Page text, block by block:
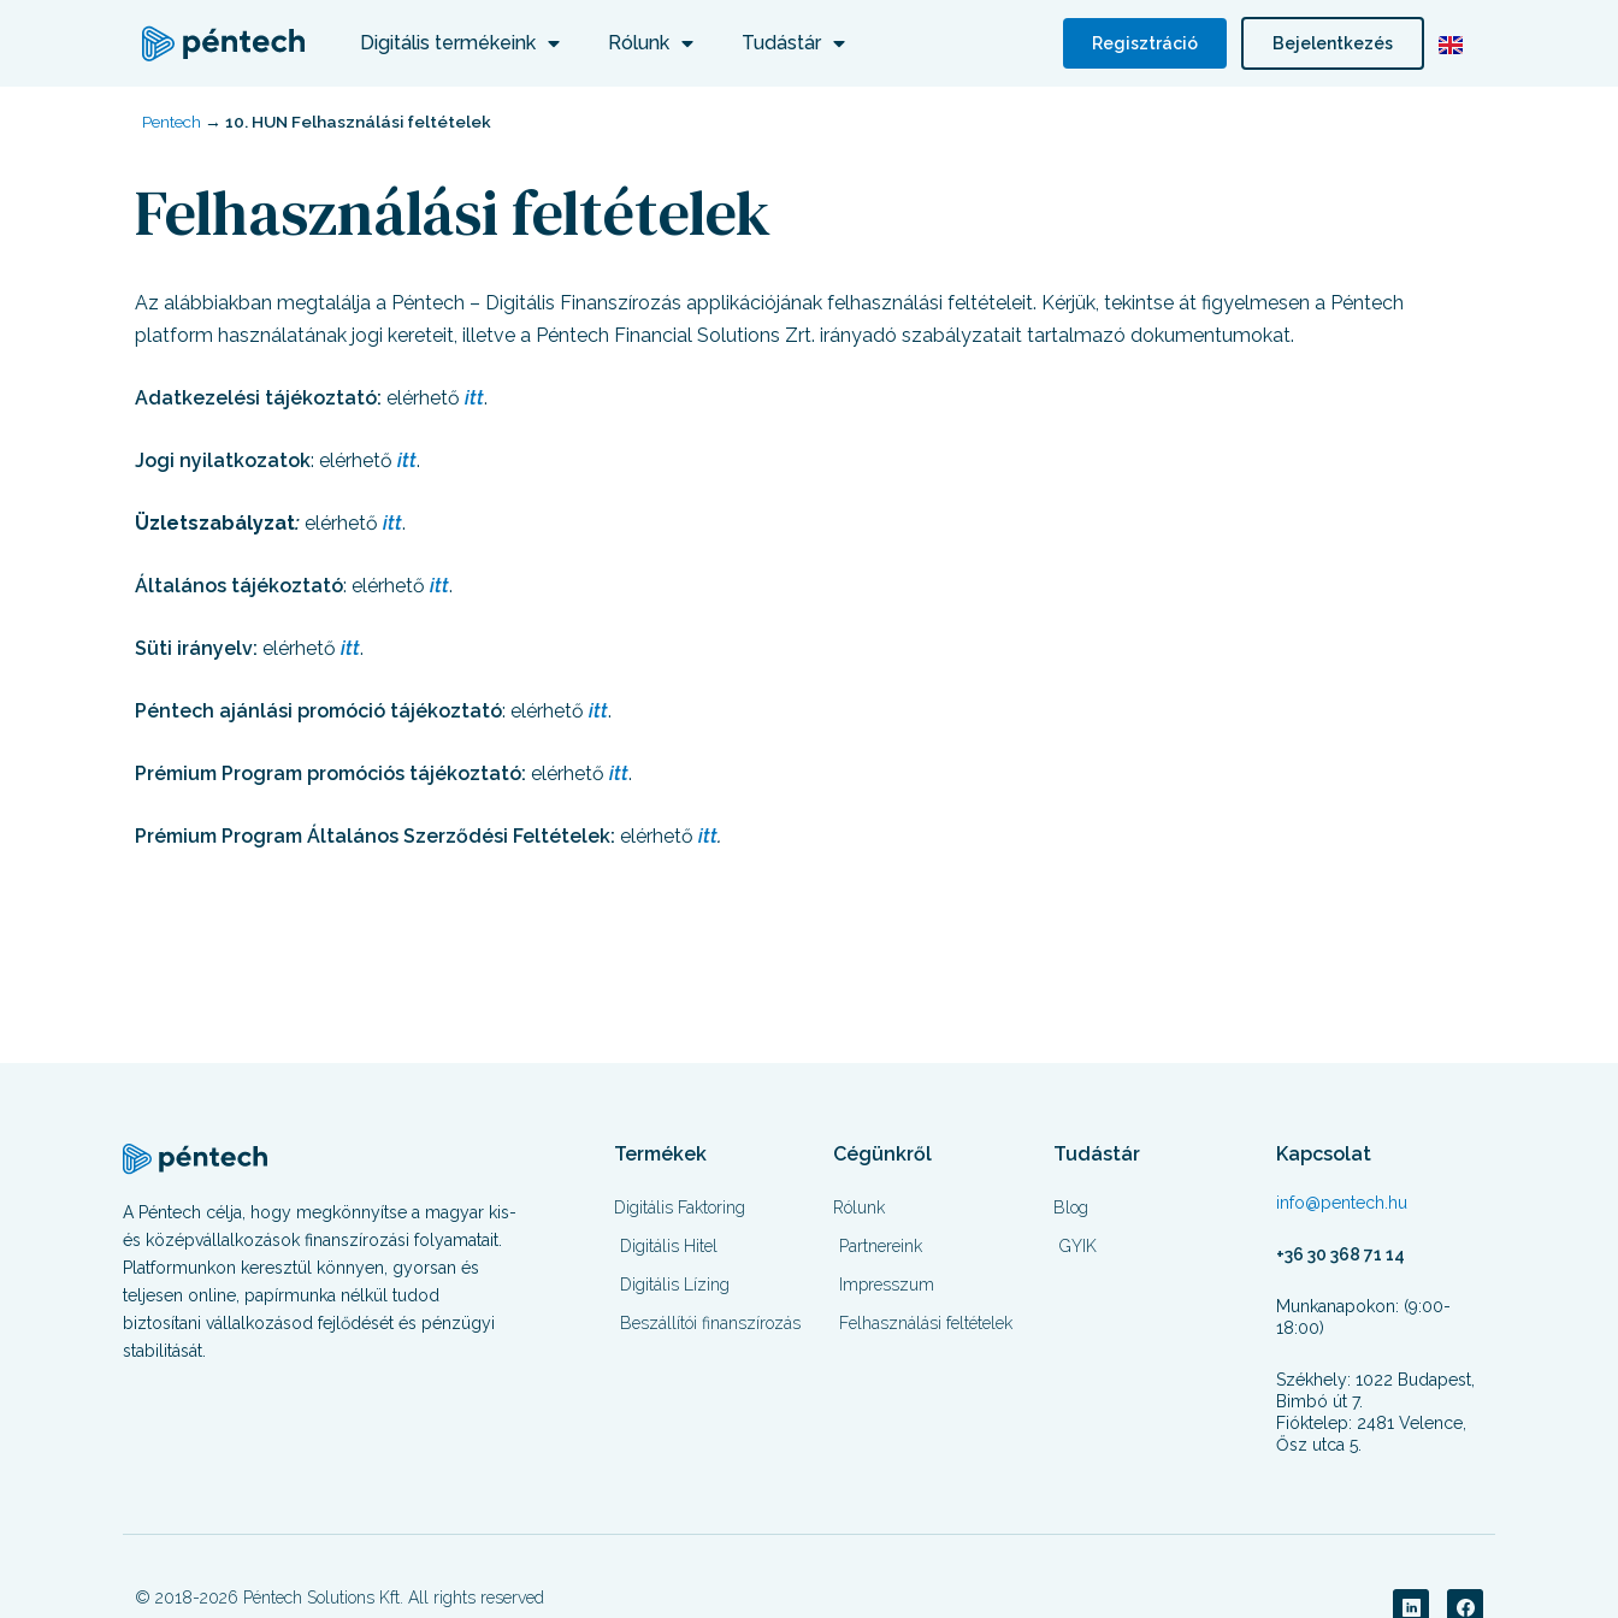
Digitális termékeink Rólunk Tudástár Regisztráció Bejelentkezés
Pentech → 10. HUN Felhasználási feltételek
Felhasználási feltételek
Az alábbiakban megtalálja a Péntech – Digitális Finanszírozás applikációjának felhasználási feltételeit. Kérjük, tekintse át figyelmesen a Péntech
platform használatának jogi kereteit, illetve a Péntech Financial Solutions Zrt. irányadó szabályzatait tartalmazó dokumentumokat.
Adatkezelési tájékoztató: elérhető itt.
Jogi nyilatkozatok: elérhető itt.
Üzletszabályzat: elérhető itt.
Általános tájékoztató: elérhető itt.
Süti irányelv: elérhető itt.
Péntech ajánlási promóció tájékoztató: elérhető itt.
Prémium Program promóciós tájékoztató: elérhető itt.
Prémium Program Általános Szerződési Feltételek: elérhető itt.
A Péntech célja, hogy megkönnyítse a magyar kis-
és középvállalkozások finanszírozási folyamatait.
Platformunkon keresztül könnyen, gyorsan és
teljesen online, papírmunka nélkül tudod
biztosítani vállalkozásod fejlődését és pénzügyi
stabilitását.
Termékek
Digitális Faktoring
Digitális Hitel
Digitális Lízing
Beszállítói finanszírozás
Cégünkről
Rólunk
Partnereink
Impresszum
Felhasználási feltételek
Tudástár
Blog
GYIK
Kapcsolat
info@pentech.hu
+36 30 368 71 14
Munkanapokon: (9:00-
18:00)
Székhely: 1022 Budapest,
Bimbó út 7.
Fióktelep: 2481 Velence,
Ősz utca 5.
© 2018-2026 Péntech Solutions Kft. All rights reserved